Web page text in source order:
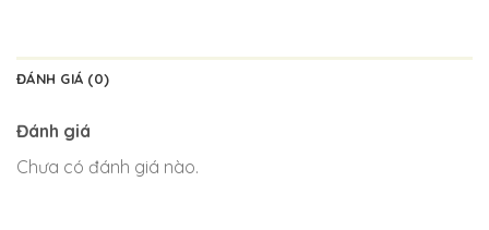
ĐÁNH GIÁ (0)
Đánh giá
Chưa có đánh giá nào.